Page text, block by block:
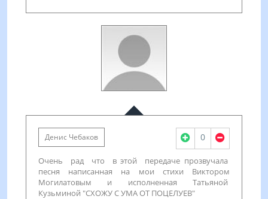
Денис Чебаков 0
Очень рад что в этой передаче прозвучала
песня написанная на мои стихи Виктором
Могилатовым и исполненная Татьяной
Кузьминой "СХОЖУ С УМА ОТ ПОЦЕЛУЕВ"